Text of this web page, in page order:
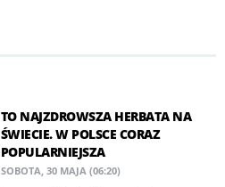
TO NAJZDROWSZA HERBATA NA
ŚWIECIE. W POLSCE CORAZ
POPULARNIEJSZA
SOBOTA, 30 MAJA (06:20)